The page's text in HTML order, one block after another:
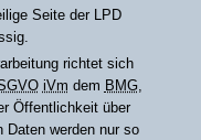
Seite der LPD
richtet sich
iVm dem BMG,
Öffentlichkeit über
Daten werden nur so